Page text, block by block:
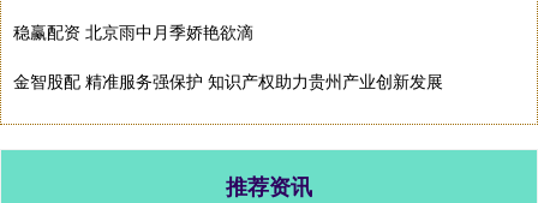
稳赢配资 北京雨中月季娇艳欲滴
金智股配 精准服务强保护 知识产权助力贵州产业创新发展
推荐资讯